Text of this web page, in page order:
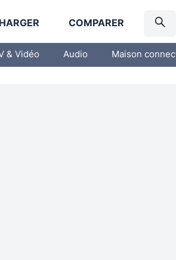
COMPARER
& Vidéo Audio Maison